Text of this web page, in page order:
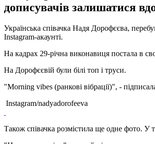
дописувачів залишатися
Українська співачка Надя Дорофєєва,
Instagram-акаунті.
На кадрах 29-річна виконавиця постала в
На Дорофєєвій були білі топ і труси.
"Morning vibes (ранкові вібрації)", -
Instagram/nadyadorofeeva
Також співачка розмістила ще одне фото. У